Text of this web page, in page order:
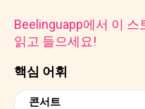
핵심 어휘
콘서트
Beelinguapp에서 이 스
읽고 들으세요!